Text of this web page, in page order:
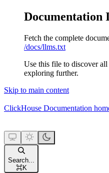
Documentation
Fetch the complete
/docs/llms.txt
Use this file to discover
exploring further.
Skip to main content
ClickHouse Documentation
Search...
⌘K